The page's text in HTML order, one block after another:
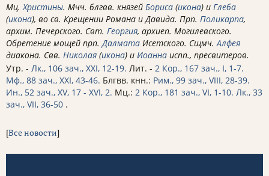
Мц.Христины. Мчч. блгвв. князей Бориса (икона) и Глеба
(икона), во св. Крещении Романа и Давида. Прп. Поликарпа,
архим. Печерского. Свт. Георгия, архиеп. Могилевского.
Обретение мощей прп.Далмата Исетского. Сщмч.Алфея
диакона. Свв. Николая (икона) и Иоанна испп., пресвитеров.
Утр. - Лк., 106 зач., XXI, 12-19. Лит. - 2 Кор., 167 зач., I, 1-7.
Мф., 88 зач., XXI, 43-46. Блгвв. кнн.: Рим., 99 зач., VIII, 28-39.
Ин., 52 зач., XV, 17 - XVI, 2. Мц.: 2 Кор., 181 зач., VI, 1-10. Лк., 33
зач., VII, 36-50 .
[Все новости]